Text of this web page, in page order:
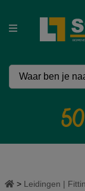
Leidingen |